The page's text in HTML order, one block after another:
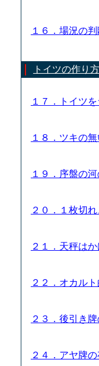
１６．場況の
トイツの作り
１７．トイツ
１８．ツキの
１９．序盤の
２０．１枚切
２１．天秤は
２２．オカル
２３．後引き
２４．アヤ牌